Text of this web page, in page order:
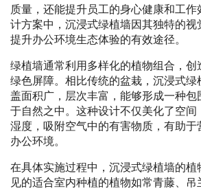
质量，还能提升员工的身心健康和工
计方案中，沉浸式绿植墙因其独特的视
提升办公环境生态体验的有效途径。
绿植墙通常利用多样化的植物组合，创
绿色屏障。相比传统的盆栽，沉浸式绿
盖面积广，层次丰富，能够形成一种包
于自然之中。这种设计不仅美化了空间
湿度，吸附空气中的有害物质，有助于
办公环境。
在具体实施过程中，沉浸式绿植墙的植
见的适合室内种植的植物如常青藤、